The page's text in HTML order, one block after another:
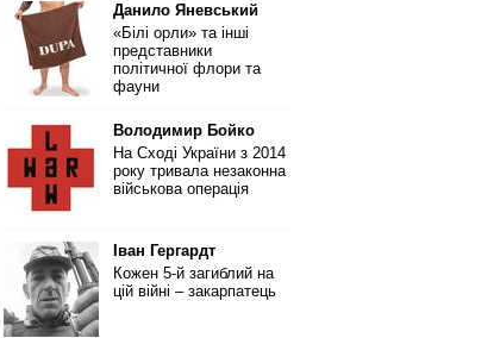
Данило Яневський
«Білі орли» та інші
представники
політичної флори та
фауни
Володимир Бойко
На Сході України з 2014
року тривала незаконна
військова операція
Іван Гергардт
Кожен 5-й загиблий на
цій війні – закарпатець